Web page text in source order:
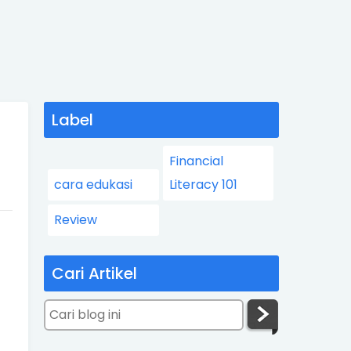
Label
cara edukasi
Financial
Literacy 101
Review
Cari Artikel